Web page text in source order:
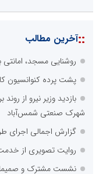
::آخرین مطالب
روشنایی مسجد، امانتی
پشت پرده کنوانسیون
بازدید وزیر نیرو از
شهرک صنعتی شمس‌آباد
گزارش اجمالی اجرای طرح ملی مهتاب
روایت تصویری از
نشست مشترک و